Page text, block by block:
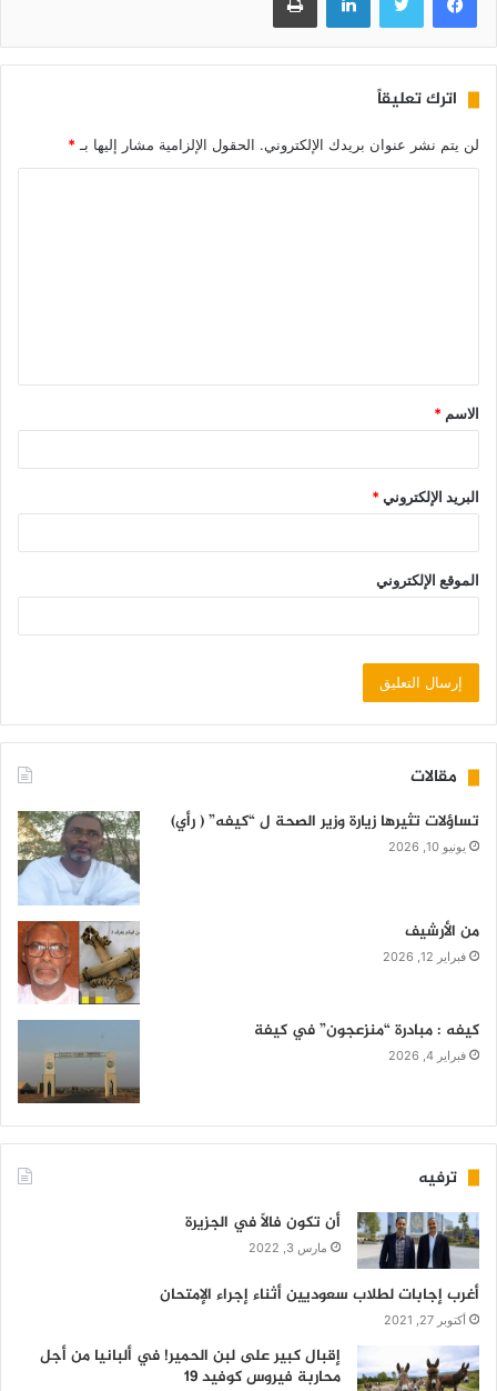
اترك تعليقاً
لن يتم نشر عنوان بريدك الإلكتروني. الحقول الإلزامية مشار إليها بـ *
الاسم *
البريد الإلكتروني*
الموقع الإلكتروني
مقالات
تساؤلات تثيرها زيارة وزير الصحة ل “كيفه” ( رأي)
يونيو 10, 2026
من الأرشيف
فبراير 12, 2026
كيفه : مبادرة “منزعجون” في كيفة
فبراير 4, 2026
ترفيه
أن تكون فالاً في الجزيرة
مارس 3, 2022
أغرب إجابات لطلاب سعوديين أثناء إجراء الإمتحان
أكتوبر 27, 2021
إقبال كبير على لبن الحمير! في ألبانيا من أجل
محاربة فيروس كوفيد 19